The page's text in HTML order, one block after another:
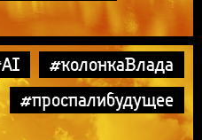
#колонкаВлада
#проспалибудущее